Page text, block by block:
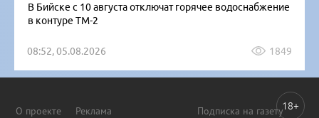
В Бийске с 10 августа отключат горячее водоснабжение
в контуре ТМ-2
08:52, 05.08.2026 1849
О проекте Реклама Подписка на газету18+